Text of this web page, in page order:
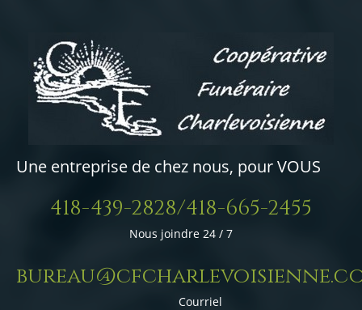
Une entreprise de chez nous, pour VOUS
418-439-2828/418-665-2455
Nous joindre 24 / 7
Courriel